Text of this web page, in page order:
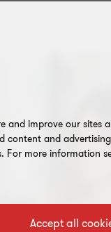
and improve our sites
content and
For more information
Accept all